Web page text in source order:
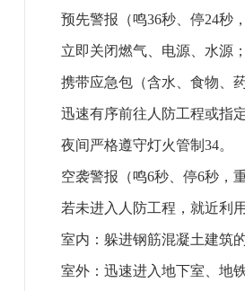
预先警报‌（鸣36秒、停24秒
立即关闭燃气、电源、水源；
携带应急包（含水、食物、
迅速有序前往人防工程或指
夜间严格遵守灯火管制‌34。
空袭警报‌（鸣6秒、停6秒，
若未进入人防工程，‌就近利
室内：躲进钢筋混凝土建筑
室外：迅速进入地下室、地